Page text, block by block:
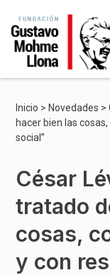
Inicio > Novedades >
hacer bien las
social”
César
tratado
cosas,
y con